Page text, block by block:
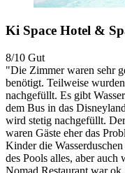
Ki Space Hotel &
8/10 Gut
"Die Zimmer waren sehr
benötigt. Teilweise
nachgefüllt. Es gibt
dem Bus in das
wird stetig nachgefüllt.
waren Gäste eher das
Kinder die
des Pools alles, aber
Nomad Restaurant war